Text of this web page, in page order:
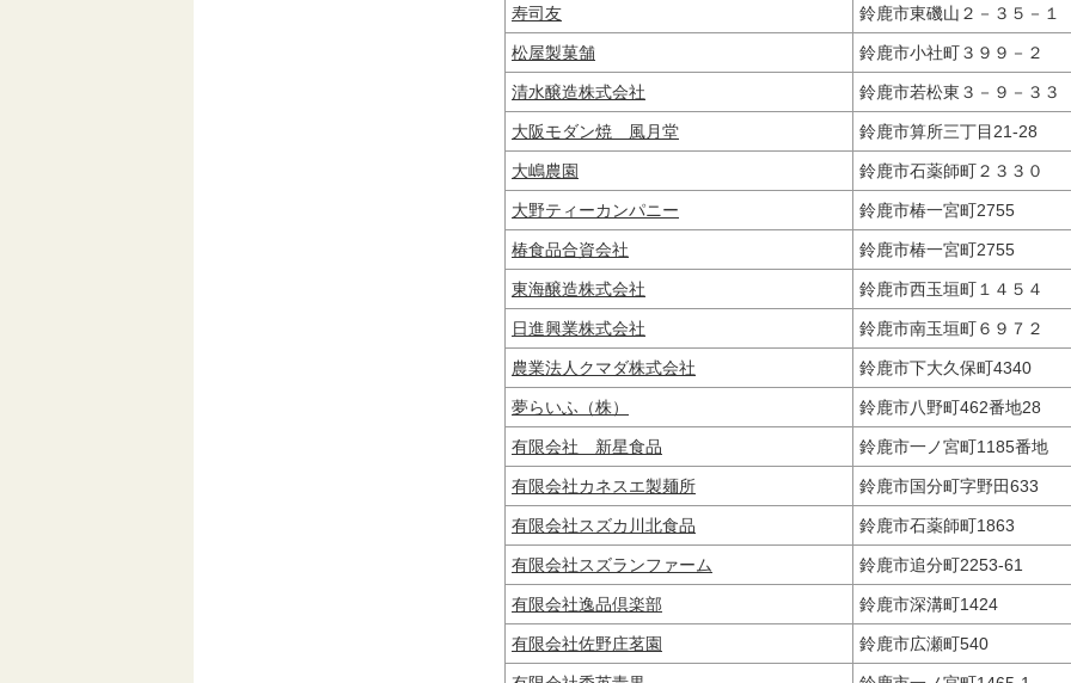
寿司友 鈴鹿市東磯山２－３５－１
松屋製菓舗 鈴鹿市小社町３９９－２
清水醸造株式会社 鈴鹿市若松東３－９－３３
大阪モダン焼 風月堂 鈴鹿市算所三丁目21-28
大嶋農園 鈴鹿市石薬師町２３３０
大野ティーカンパニー 鈴鹿市椿一宮町2755
椿食品合資会社 鈴鹿市椿一宮町2755
東海醸造株式会社 鈴鹿市西玉垣町１４５４
日進興業株式会社 鈴鹿市南玉垣町６９７２
農業法人クマダ株式会社 鈴鹿市下大久保町4340
夢らいふ（株） 鈴鹿市八野町462番地28
有限会社 新星食品 鈴鹿市一ノ宮町1185番地
有限会社カネスエ製麺所 鈴鹿市国分町字野田633
有限会社スズカ川北食品 鈴鹿市石薬師町1863
有限会社スズランファーム 鈴鹿市追分町2253-61
有限会社逸品倶楽部 鈴鹿市深溝町1424
有限会社佐野庄茗園 鈴鹿市広瀬町540